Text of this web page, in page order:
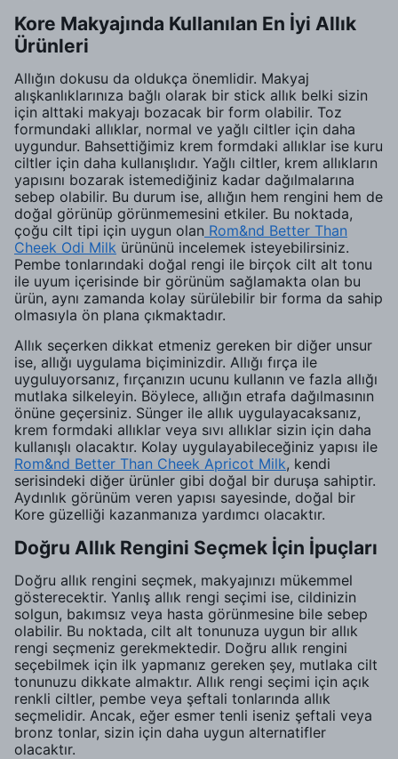
Kore Makyajında Kullanılan En İyi Allık
Ürünleri
Allığın dokusu da oldukça önemlidir. Makyaj
alışkanlıklarınıza bağlı olarak bir stick allık belki sizin
için alttaki makyajı bozacak bir form olabilir. Toz
formundaki allıklar, normal ve yağlı ciltler için daha
uygundur. Bahsettiğimiz krem formdaki allıklar ise kuru
ciltler için daha kullanışlıdır. Yağlı ciltler, krem allıkların
yapısını bozarak istemediğiniz kadar dağılmalarına
sebep olabilir. Bu durum ise, allığın hem rengini hem de
doğal görünüp görünmemesini etkiler. Bu noktada,
çoğu cilt tipi için uygun olan Rom&nd Better Than
Cheek Odi Milk ürününü incelemek isteyebilirsiniz.
Pembe tonlarındaki doğal rengi ile birçok cilt alt tonu
ile uyum içerisinde bir görünüm sağlamakta olan bu
ürün, aynı zamanda kolay sürülebilir bir forma da sahip
olmasıyla ön plana çıkmaktadır.
Allık seçerken dikkat etmeniz gereken bir diğer unsur
ise, allığı uygulama biçiminizdir. Allığı fırça ile
uyguluyorsanız, fırçanızın ucunu kullanın ve fazla allığı
mutlaka silkeleyin. Böylece, allığın etrafa dağılmasının
önüne geçersiniz. Sünger ile allık uygulayacaksanız,
krem formdaki allıklar veya sıvı allıklar sizin için daha
kullanışlı olacaktır. Kolay uygulayabileceğiniz yapısı ile
Rom&nd Better Than Cheek Apricot Milk, kendi
serisindeki diğer ürünler gibi doğal bir duruşa sahiptir.
Aydınlık görünüm veren yapısı sayesinde, doğal bir
Kore güzelliği kazanmanıza yardımcı olacaktır.
Doğru Allık Rengini Seçmek İçin İpuçları
Doğru allık rengini seçmek, makyajınızı mükemmel
gösterecektir. Yanlış allık rengi seçimi ise, cildinizin
solgun, bakımsız veya hasta görünmesine bile sebep
olabilir. Bu noktada, cilt alt tonunuza uygun bir allık
rengi seçmeniz gerekmektedir. Doğru allık rengini
seçebilmek için ilk yapmanız gereken şey, mutlaka cilt
tonunuzu dikkate almaktır. Allık rengi seçimi için açık
renkli ciltler, pembe veya şeftali tonlarında allık
seçmelidir. Ancak, eğer esmer tenli iseniz şeftali veya
bronz tonlar, sizin için daha uygun alternatifler
olacaktır.